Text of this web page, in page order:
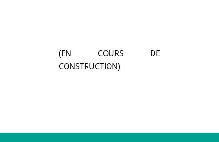
(EN COURS DE
CONSTRUCTION)